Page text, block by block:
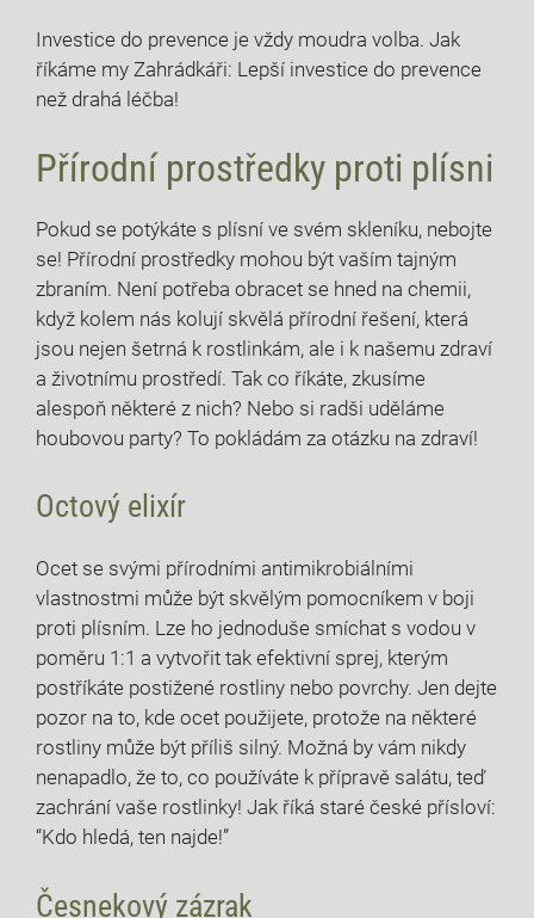
Investice do prevence je⁤ vždy moudra volba. Jak
říkáme my‌ Zahrádkáři: Lepší investice do prevence
než⁤ drahá léčba!
Přírodní prostředky proti plísni
Pokud se potýkáte ⁢s plísní ve svém skleníku, nebojte⁢
se! Přírodní prostředky mohou​ být vaším tajným
zbraním. Není potřeba obracet se hned na chemii,
když kolem nás‍ kolují skvělá⁢ přírodní řešení, která ​
jsou nejen šetrná k rostlinkám, ale⁣ i k našemu zdraví
a životnímu prostředí. Tak co říkáte, zkusíme
alespoň některé z nich? ⁢Nebo si radši uděláme
houbovou party?‍ To pokládám za otázku na zdraví!
Octový ​elixír
Ocet se svými přírodními antimikrobiálními
vlastnostmi může být skvělým pomocníkem v boji
proti plísním. Lze ho jednoduše smíchat​ s⁤ vodou v
poměru 1:1 a vytvořit tak efektivní sprej, kterým‍
postříkáte postižené rostliny‌ nebo povrchy. Jen dejte
pozor na to, kde ocet použijete, protože na některé
rostliny může být příliš silný. Možná by vám nikdy
nenapadlo, že to, co používáte⁣ k přípravě salátu, teď
zachrání vaše‍ rostlinky! Jak říká staré české přísloví:
“Kdo⁢ hledá, ten najde!”
Česnekový zázrak